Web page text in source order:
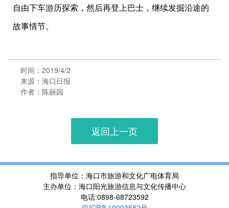
自由下车游历探索，然后再登上巴士，继续发掘沿途的
故事情节。
时间：2019/4/2
来源：海口日报
作者：陈丽园
返回上一页
指导单位：海口市旅游和文化广电体育局
主办单位：海口阳光旅游信息与文化传播中心
电话:0898-68723592